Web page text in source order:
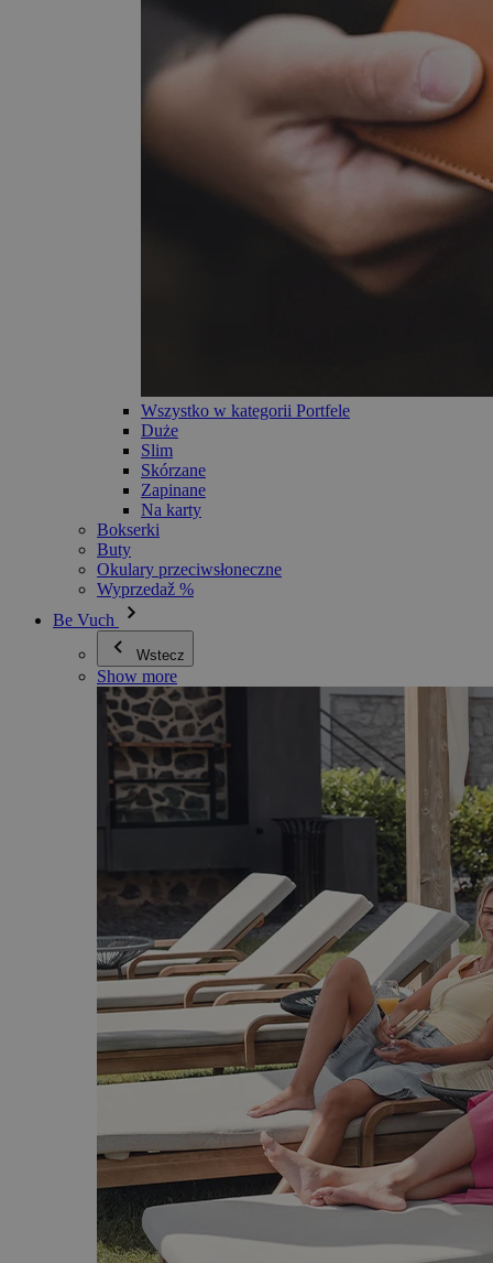
Wszystko w kategorii Portfele
Duże
Slim
Skórzane
Zapinane
Na karty
Bokserki
Buty
Okulary przeciwsłoneczne
Wyprzedaž %
Be Vuch
Wstecz
Show more